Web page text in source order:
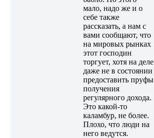
мало, надо же и о
себе также
рассказать, а нам с
вами сообщают, что
на мировых рынках
этот господин
торгует, хотя на деле
даже не в состоянии
предоставить пруфы
получения
регулярного дохода.
Это какой-то
каламбур, не более.
Плохо, что люди на
него ведутся.